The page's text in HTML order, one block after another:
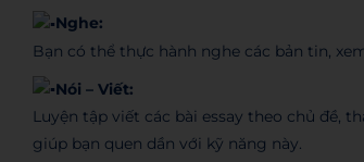
Nghe:
Bạn có thể thực hành nghe các bản tin,
Nói – Viết:
Luyện tập viết các bài essay theo chủ đề,
giúp bạn quen dần với kỹ năng này.